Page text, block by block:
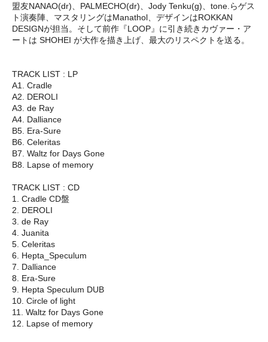
盟友NANAO(dr)、PALMECHO(dr)、Jody Tenku(g)、tone.らゲス
ト演奏陣、マスタリングはManathol、デザインはROKKAN
DESIGNが担当。そして前作『LOOP』に引き続きカヴァー・ア
ートは SHOHEI が大作を描き上げ、最大のリスペクトを送る。
TRACK LIST : LP
A1. Cradle
A2. DEROLI
A3. de Ray
A4. Dalliance
B5. Era-Sure
B6. Celeritas
B7. Waltz for Days Gone
B8. Lapse of memory
TRACK LIST : CD
1. Cradle CD盤
2. DEROLI
3. de Ray
4. Juanita
5. Celeritas
6. Hepta_Speculum
7. Dalliance
8. Era-Sure
9. Hepta Speculum DUB
10. Circle of light
11. Waltz for Days Gone
12. Lapse of memory